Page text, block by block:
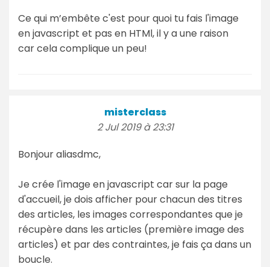
Ce qui m’embête c'est pour quoi tu fais l'image
en javascript et pas en HTMl, il y a une raison
car cela complique un peu!
misterclass
2 Jul 2019 à 23:31
Bonjour aliasdmc,
Je crée l'image en javascript car sur la page
d'accueil, je dois afficher pour chacun des titres
des articles, les images correspondantes que je
récupère dans les articles (première image des
articles) et par des contraintes, je fais ça dans un
boucle.